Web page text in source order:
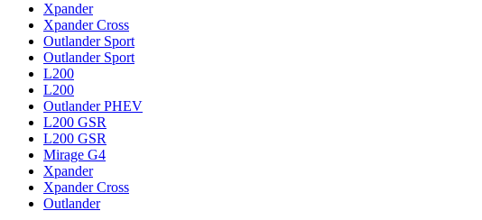
Xpander
Xpander Cross
Outlander Sport
Outlander Sport
L200
L200
Outlander PHEV
L200 GSR
L200 GSR
Mirage G4
Xpander
Xpander Cross
Outlander